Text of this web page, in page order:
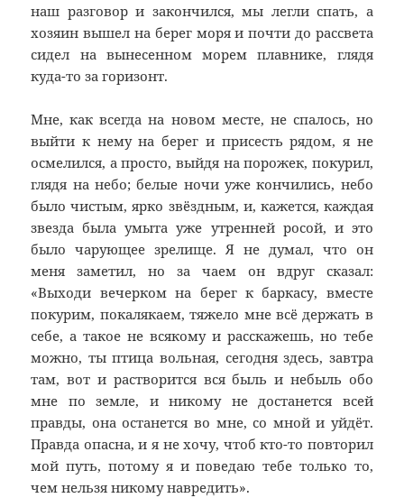
наш разговор и закончился, мы легли спать, а
хозяин вышел на берег моря и почти до рассвета
сидел на вынесенном морем плавнике, глядя
куда-то за горизонт.
Мне, как всегда на новом месте, не спалось, но
выйти к нему на берег и присесть рядом, я не
осмелился, а просто, выйдя на порожек, покурил,
глядя на небо; белые ночи уже кончились, небо
было чистым, ярко звёздным, и, кажется, каждая
звезда была умыта уже утренней росой, и это
было чарующее зрелище. Я не думал, что он
меня заметил, но за чаем он вдруг сказал:
«Выходи вечерком на берег к баркасу, вместе
покурим, покалякаем, тяжело мне всё держать в
себе, а такое не всякому и расскажешь, но тебе
можно, ты птица вольная, сегодня здесь, завтра
там, вот и растворится вся быль и небыль обо
мне по земле, и никому не достанется всей
правды, она останется во мне, со мной и уйдёт.
Правда опасна, и я не хочу, чтоб кто-то повторил
мой путь, потому я и поведаю тебе только то,
чем нельзя никому навредить».